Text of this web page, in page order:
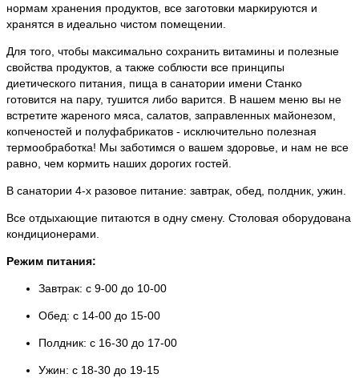
нормам хранения продуктов, все заготовки маркируются и
хранятся в идеально чистом помещении.
Для того, чтобы максимально сохранить витамины и полезные
свойства продуктов, а также соблюсти все принципы
диетического питания, пища в санатории имени Станко
готовится на пару, тушится либо варится. В нашем меню вы не
встретите жареного мяса, салатов, заправленных майонезом,
копченостей и полуфабрикатов - исключительно полезная
термообработка! Мы заботимся о вашем здоровье, и нам не все
равно, чем кормить наших дорогих гостей.
В санатории 4-х разовое питание: завтрак, обед, полдник, ужин.
Все отдыхающие питаются в одну смену. Столовая оборудована
кондиционерами.
Режим питания:
Завтрак: с 9-00 до 10-00
Обед: с 14-00 до 15-00
Полдник: с 16-30 до 17-00
Ужин: с 18-30 до 19-15